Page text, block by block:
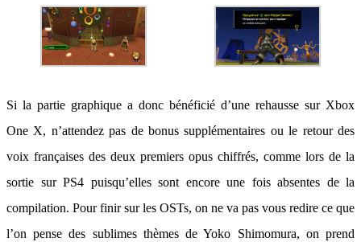
Si la partie graphique a donc bénéficié d’une rehausse sur Xbox
One X, n’attendez pas de bonus supplémentaires ou le retour des
voix françaises des deux premiers opus chiffrés, comme lors de la
sortie sur PS4 puisqu’elles sont encore une fois absentes de la
compilation. Pour finir sur les OSTs, on ne va pas vous redire ce que
l’on pense des sublimes thèmes de Yoko Shimomura, on prend